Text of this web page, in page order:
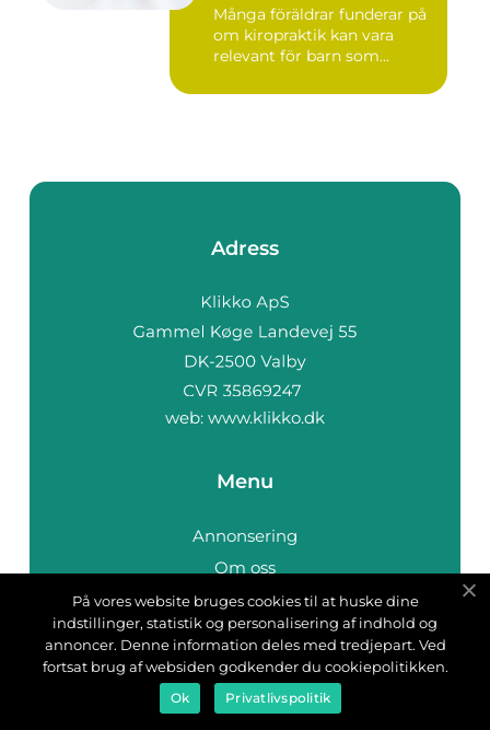
Många föräldrar funderar på
om kiropraktik kan vara
relevant för barn som...
Adress
web: www.klikko.dk
Menu
Annonsering
Om oss
Cookies
Kontakta oss
Sitemap
På vores website bruges cookies til at huske dine
indstillinger, statistik og personalisering af indhold og
annoncer. Denne information deles med tredjepart. Ved
fortsat brug af websiden godkender du cookiepolitikken.
Ok Privatlivspolitik